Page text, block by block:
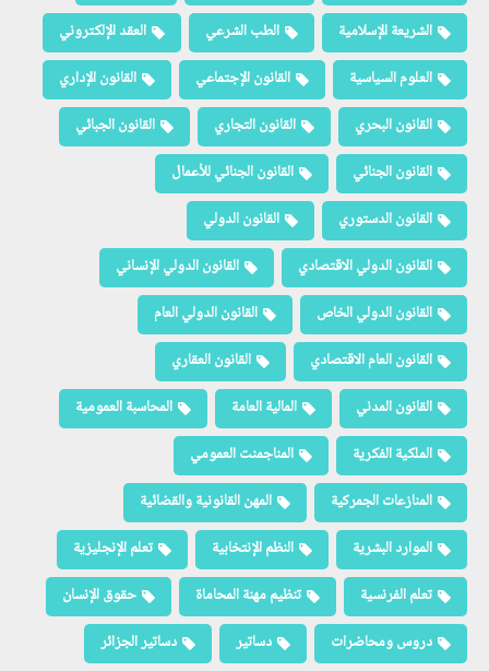
الشريعة الإسلامية
الطب الشرعي
العقد الإلكتروني
العلوم السياسية
القانون الإجتماعي
القانون الإداري
القانون البحري
القانون التجاري
القانون الجبائي
القانون الجنائي
القانون الجنائي للأعمال
القانون الدستوري
القانون الدولي
القانون الدولي الاقتصادي
القانون الدولي الإنساني
القانون الدولي الخاص
القانون الدولي العام
القانون العام الاقتصادي
القانون العقاري
القانون المدني
المالية العامة
المحاسبة العمومية
الملكية الفكرية
المناجمنت العمومي
المنازعات الجمركية
المهن القانونية والقضائية
الموارد البشرية
النظم الإنتخابية
تعلم الإنجليزية
تعلم الفرنسية
تنظيم مهنة المحاماة
حقوق الإنسان
دروس ومحاضرات
دساتير دساتير الجزائر